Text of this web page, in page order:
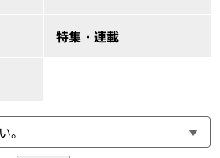
特集・連載